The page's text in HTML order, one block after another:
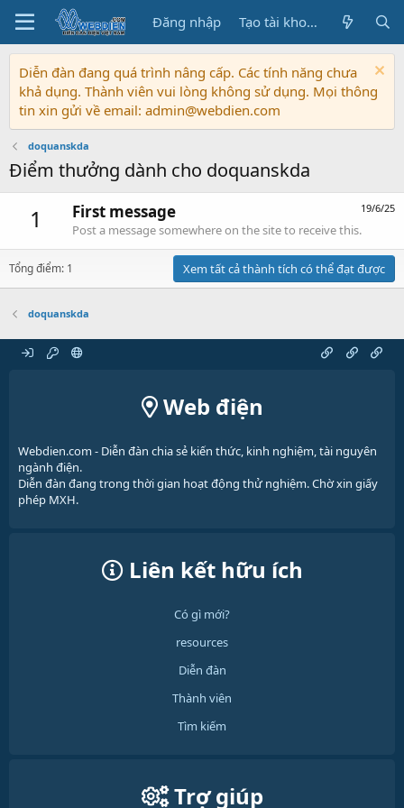
Đăng nhập Tạo tài khoản
Diễn đàn đang quá trình nâng cấp. Các tính năng chưa
khả dụng. Thành viên vui lòng không sử dụng. Mọi thông
tin xin gửi về email: admin@webdien.com
doquanskda
Điểm thưởng dành cho doquanskda
1 19/6/25
First message
Post a message somewhere on the site to receive this.
Tổng điểm: 1 Xem tất cả thành tích có thể đạt được
doquanskda
Web điện
Webdien.com - Diễn đàn chia sẻ kiến thức, kinh nghiệm, tài nguyên
ngành điện.
Diễn đàn đang trong thời gian hoạt động thử nghiệm. Chờ xin giấy
phép MXH.
Liên kết hữu ích
Có gì mới?
resources
Diễn đàn
Thành viên
Tìm kiếm
Trợ giúp